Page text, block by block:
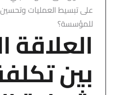
على تبسيط العمليات
للمؤسسة؟
العلاقة
بين